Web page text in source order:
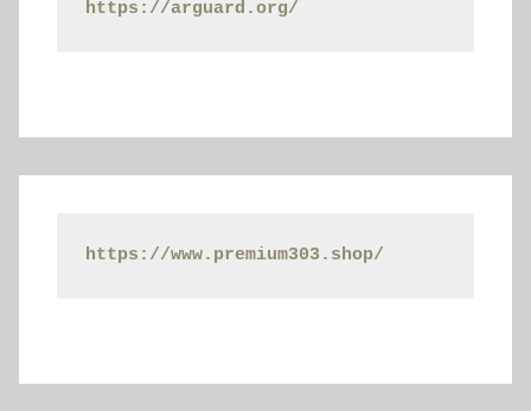
https://arguard.org/
https://www.premium303.shop/